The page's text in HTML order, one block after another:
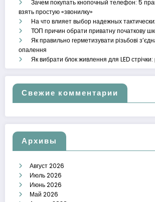
Зачем покупать кнопочный телефон: 5
взять простую «звонилку»
На что влияет выбор надежных
ТОП причин обрати приватну початкову
Як правильно герметизувати різьбові
опалення
Як вибрати блок живлення для LED
Свежие комментарии
Архивы
Август 2026
Июль 2026
Июнь 2026
Май 2026